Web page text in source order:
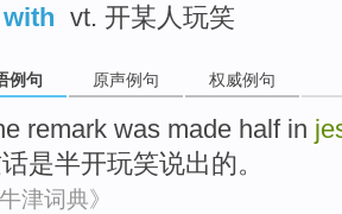
vt. 开某人玩笑
例句 原声例句 权威例句
remark was made halfin
是半开玩笑说出的。
牛津词典》